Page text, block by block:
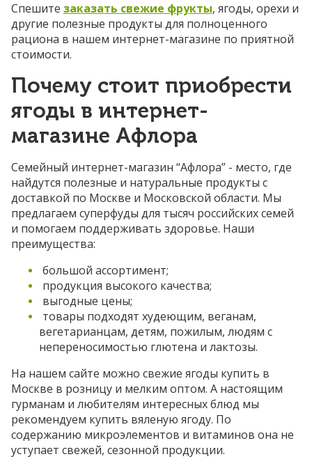
Спешите заказать свежие фрукты, ягоды, орехи и
другие полезные продукты для полноценного
рациона в нашем интернет-магазине по приятной
стоимости.
Почему стоит приобрести
ягоды в интернет-
магазине Афлора
Семейный интернет-магазин “Афлора” - место, где
найдутся полезные и натуральные продукты с
доставкой по Москве и Московской области. Мы
предлагаем суперфуды для тысяч российских семей
и помогаем поддерживать здоровье. Наши
преимущества:
большой ассортимент;
продукция высокого качества;
выгодные цены;
товары подходят худеющим, веганам,
вегетарианцам, детям, пожилым, людям с
непереносимостью глютена и лактозы.
На нашем сайте можно свежие ягоды купить в
Москве в розницу и мелким оптом. А настоящим
гурманам и любителям интересных блюд мы
рекомендуем купить вяленую ягоду. По
содержанию микроэлементов и витаминов она не
уступает свежей, сезонной продукции.